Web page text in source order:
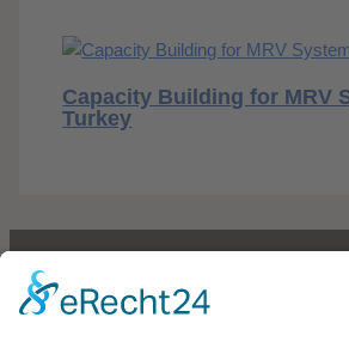
Capacity Building for MRV
Turkey
VERICO